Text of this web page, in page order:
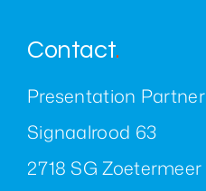
Contact.
Presentation Partner
Signaalrood 63
2718 SG Zoetermeer